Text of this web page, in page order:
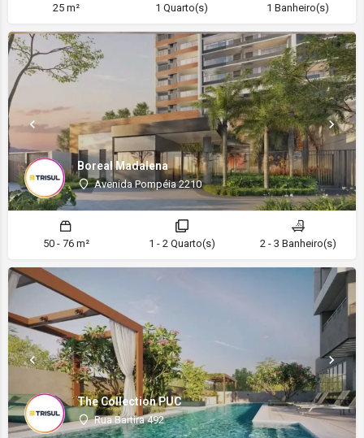
25 m² 1 Quarto(s) 1 Banheiro(s)
Boreal Madalena
Avenida Pompéia 2210
50 - 76 m² 1 - 2 Quarto(s) 2 - 3 Banheiro(s)
The Collection PUC
Rua Bartira 492